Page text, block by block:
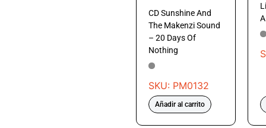
CD Sunshine And
The Makenzi Sound
– 20 Days Of
Nothing
SKU: PM0132
Añadir al carrito